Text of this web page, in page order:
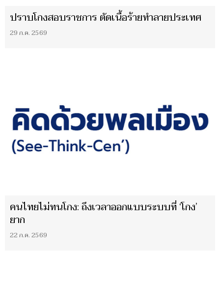
ปราบโกงสอบราชการ ตัดเนื้อร้ายทำลายประเทศ
29 ก.ค. 2569
คนไทยไม่ทนโกง: ถึงเวลาออกแบบระบบที่ ‘โกง’
ยาก
22 ก.ค. 2569